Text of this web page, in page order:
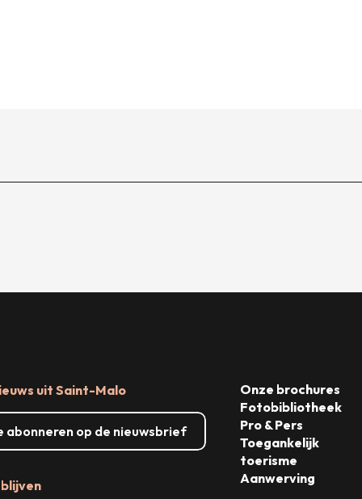
uit Saint-Malo
abonneren op de nieuwsbrief
Onze brochures
Fotobibliotheek
Pro & Pers
Toegankelijk
toerisme
Aanwerving